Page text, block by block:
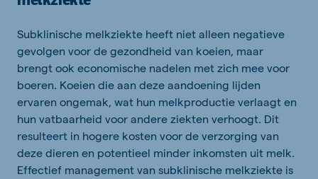
Subklinische melkziekte heeft niet alleen negatieve
gevolgen voor de gezondheid van koeien, maar
brengt ook economische nadelen met zich mee voor
boeren. Koeien die aan deze aandoening lijden
ervaren ongemak, wat hun melkproductie verlaagt en
hun vatbaarheid voor andere ziekten verhoogt. Dit
resulteert in hogere kosten voor de verzorging van
deze dieren en potentieel minder inkomsten uit melk.
Effectief management van subklinische melkziekte is